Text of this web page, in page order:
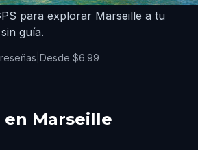
para explorar Marseille a tu
guía.
Desde $6.99
en Marseille